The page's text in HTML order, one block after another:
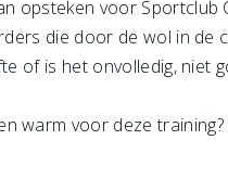
opsteken voor Sportclub
die door de wol in de
of is het onvolledig, niet
warm voor deze